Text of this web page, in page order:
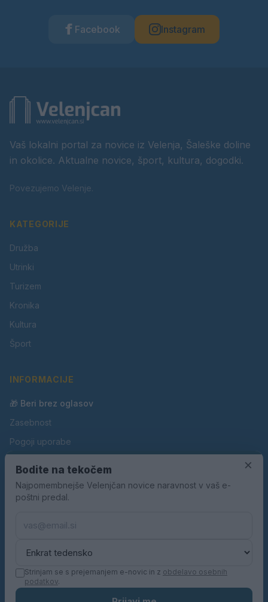
Facebook Instagram
Vaš lokalni portal za novice iz Velenja, Šaleške doline
in okolice. Aktualne novice, šport, kultura, dogodki.
Povezujemo Velenje.
KATEGORIJE
Družba
Utrinki
Turizem
Kronika
Kultura
Šport
INFORMACIJE
🎁 Beri brez oglasov
Zasebnost
Pogoji uporabe
Oglaševanje
Kontakt
×
Bodite na tekočem
Najpomembnejše Velenjčan novice naravnost v vaš e-
poštni predal.
Strinjam se s prejemanjem e-novic in z obdelavo osebnih
podatkov.